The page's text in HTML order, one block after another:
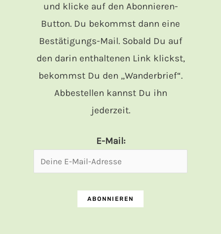
und klicke auf den Abonnieren-
Button. Du bekommst dann eine
Bestätigungs-Mail. Sobald Du auf
den darin enthaltenen Link klickst,
bekommst Du den „Wanderbrief“.
Abbestellen kannst Du ihn
jederzeit.
E-Mail: